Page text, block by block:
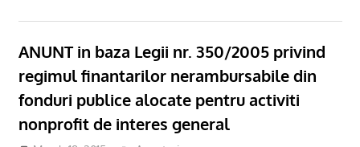
ANUNT in baza Legii nr. 350/2005 privind
regimul finantarilor nerambursabile din
fonduri publice alocate pentru activiti
nonprofit de interes general